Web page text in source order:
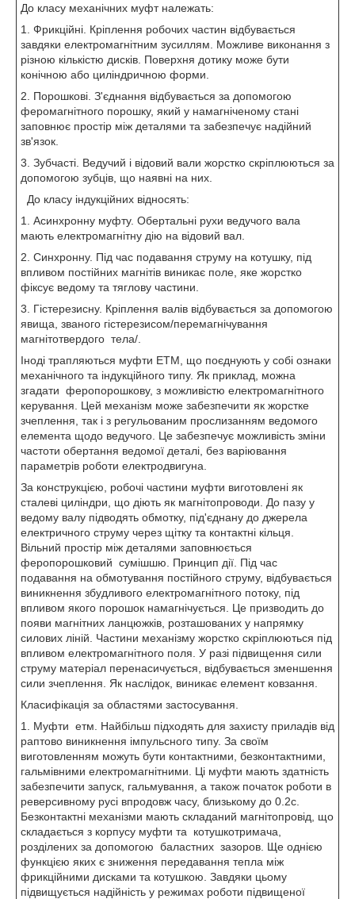
До класу механічних муфт належать:
1. Фрикційні. Кріплення робочих частин відбувається
завдяки електромагнітним зусиллям. Можливе виконання з
різною кількістю дисків. Поверхня дотику може бути
конічною або циліндричною форми.
2. Порошкові. З'єднання відбувається за допомогою
феромагнітного порошку, який у намагніченому стані
заповнює простір між деталями та забезпечує надійний
зв'язок.
3. Зубчасті. Ведучий і відовий вали жорстко скріплюються за
допомогою зубців, що наявні на них.
До класу індукційних відносять:
1. Асинхронну муфту. Обертальні рухи ведучого вала
мають електромагнітну дію на відовий вал.
2. Синхронну. Під час подавання струму на котушку, під
впливом постійних магнітів виникає поле, яке жорстко
фіксує ведому та тяглову частини.
3. Гістерезисну. Кріплення валів відбувається за допомогою
явища, званого гістерезисом/перемагнічування
магнітотвердого тела/.
Іноді трапляються муфти ЕТМ, що поєднують у собі ознаки
механічного та індукційного типу. Як приклад, можна
згадати феропорошкову, з можливістю електромагнітного
керування. Цей механізм може забезпечити як жорстке
зчеплення, так і з регульованим прослизанням ведомого
елемента щодо ведучого. Це забезпечує можливість зміни
частоти обертання ведомої деталі, без варіювання
параметрів роботи електродвигуна.
За конструкцією, робочі частини муфти виготовлені як
сталеві циліндри, що діють як магнітопроводи. До пазу у
ведому валу підводять обмотку, під'єднану до джерела
електричного струму через щітку та контактні кільця.
Вільний простір між деталями заповнюється
феропорошковий сумішшю. Принцип дії. Під час
подавання на обмотування постійного струму, відбувається
виникнення збудливого електромагнітного потоку, під
впливом якого порошок намагнічується. Це призводить до
появи магнітних ланцюжків, розташованих у напрямку
силових ліній. Частини механізму жорстко скріплюються під
впливом електромагнітного поля. У разі підвищення сили
струму матеріал перенасичується, відбувається зменшення
сили зчеплення. Як наслідок, виникає елемент ковзання.
Класифікація за областями застосування.
1. Муфти етм. Найбільш підходять для захисту приладів від
раптово виникнення імпульсного типу. За своїм
виготовленням можуть бути контактними, безконтактними,
гальмівними електромагнітними. Ці муфти мають здатність
забезпечити запуск, гальмування, а також початок роботи в
реверсивному русі впродовж часу, близькому до 0.2с.
Безконтактні механізми мають складаний магнітопровід, що
складається з корпусу муфти та котушкотримача,
розділених за допомогою баластних зазоров. Ще однією
функцією яких є зниження передавання тепла між
фрикційними дисками та котушкою. Завдяки цьому
підвищується надійність у режимах роботи підвищеної